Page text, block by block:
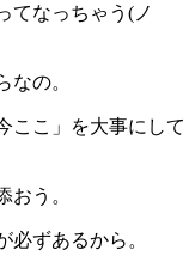
てなっちゃう(ノ
なの。
ここ」を大事にして
おう。
必ずあるから。